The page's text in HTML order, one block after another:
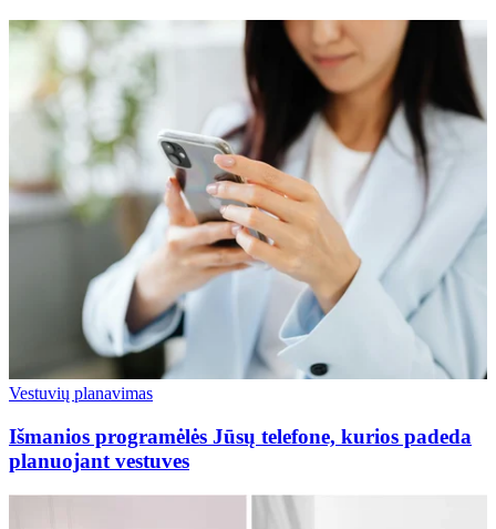
Vestuvių planavimas
Išmanios programėlės Jūsų telefone, kurios padeda
planuojant vestuves